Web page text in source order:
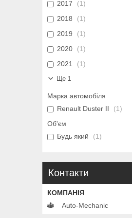
2017
1
2018
1
2019
1
2020
1
2021
1
Ще 1
Марка автомобіля
Renault Duster II
1
Об'єм
Будь який
1
Контакти
Auto-Mechanic